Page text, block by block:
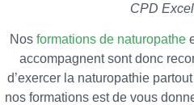
CPD
Nos formations de naturopathe
accompagnent sont donc
d’exercer la naturopathie
nos formations est de vous